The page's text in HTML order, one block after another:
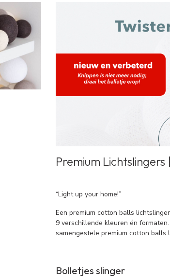
Premium
“Light up your home!”
Een premium cotton balls
9 verschillende kleuren én
samengestele premium cotton balls
Bolletjes slinger